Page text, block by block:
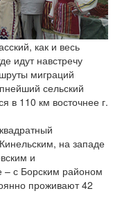
как и весь
идут навстречу
миграций
сельский
в 110 км восточнее г.
на западе
и
– с Борским районом
проживают 42